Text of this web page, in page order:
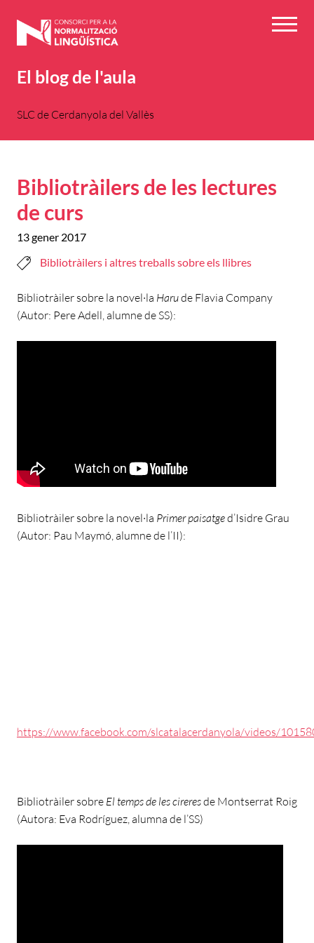
El blog de l'aula
SLC de Cerdanyola del Vallès
Bibliotràilers de les lectures
de curs
13 gener 2017
Bibliotràilers i altres treballs sobre els llibres
Bibliotràiler sobre la novel·la Harude Flavia Company
(Autor: Pere Adell, alumne de SS):
Bibliotràiler sobre la novel·la Primer paisatged’Isidre Grau
(Autor: Pau Maymó, alumne de l’II):
https://www.facebook.com/slcatalacerdanyola/videos/
Bibliotràiler sobre El temps de les cireresde Montserrat Roig
(Autora: Eva Rodríguez, alumna de l’SS)